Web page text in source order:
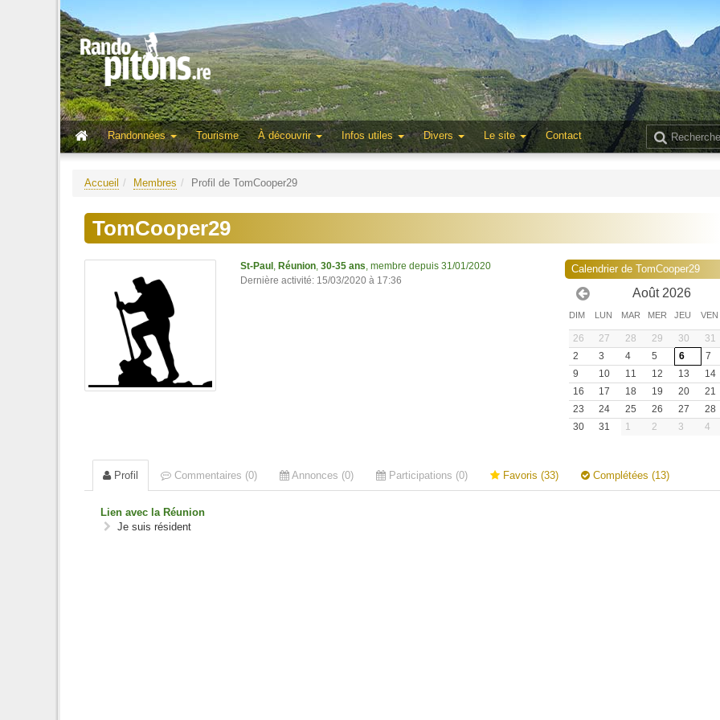
Randonnées
Tourisme À découvrir Infos utiles Divers Le site Contact
Accueil Membres Profil de TomCooper29
TomCooper29
St-Paul Réunion 30-35 ans , membre depuis 31/01/2020
Dernière activité: 15/03/2020 à 17:36
Calendrier de TomCooper29
Août 2026
DIM LUN MAR MER JEU VEN
26 27 28 29 30 31
2
3 4 5 6 7
9
10 11 12 13 14
16
17 18 19 20 21
23
24 25 26 27 28
30
31 1 2 3 4
Profil Commentaires (0) Annonces (0) Participations (0) Favoris (33) Complétées (13)
Lien avec la Réunion
Je suis résident